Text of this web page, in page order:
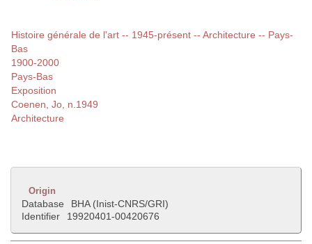
Histoire générale de l'art -- 1945-présent -- Architecture -- Pays-
Bas
1900-2000
Pays-Bas
Exposition
Coenen, Jo, n.1949
Architecture
Origin
Database
BHA (Inist-CNRS/GRI)
Identifier
19920401-00420676